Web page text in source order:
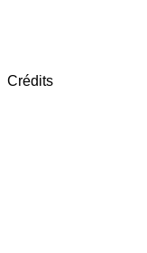
Crédits